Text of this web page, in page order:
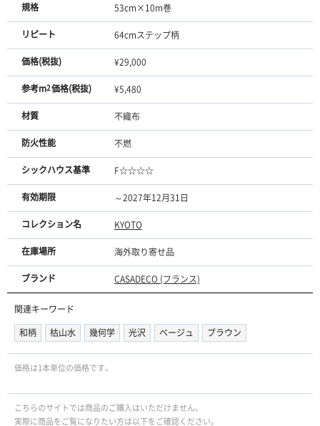
規格 53cm×10m巻
リピート 64cmステップ柄
価格(税抜) ¥29,000
参考m2価格(税抜) ¥5,480
材質 不織布
防火性能 不燃
シックハウス基準 F☆☆☆☆
有効期限 ～2027年12月31日
コレクション名 KYOTO
在庫場所 海外取り寄せ品
ブランド CASADECO (フランス)
関連キーワード
和柄
枯山水 幾何学 光沢 ベージュ ブラウン
価格は1本単位の価格です｡
こちらのサイトでは商品のご購入はいただけません。
実際に商品をご覧になりたい方は以下をご確認ください。